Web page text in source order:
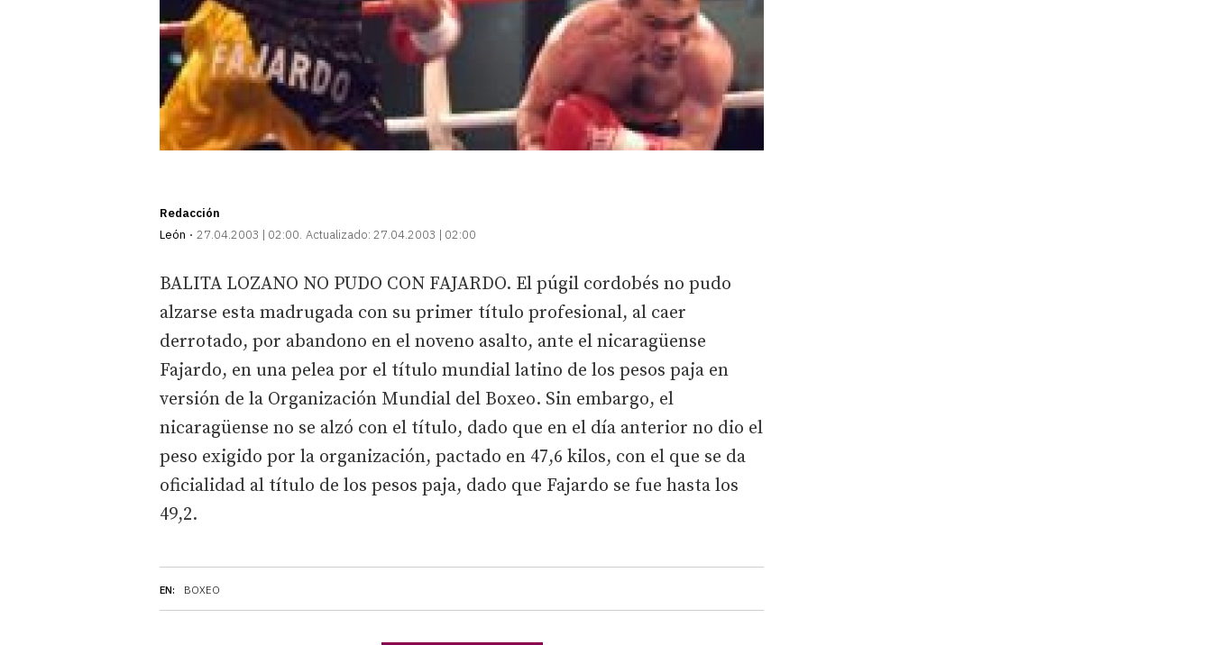
Redacción
León
27.04.2003 | 02:00 Actualizado: 27.04.2003 | 02:00
EN: BOXEO
BALITA LOZANO NO PUDO CON FAJARDO. El púgil cordobés no pudo
alzarse esta madrugada con su primer título profesional, al caer
derrotado, por abandono en el noveno asalto, ante el nicaragüense
Fajardo, en una pelea por el título mundial latino de los pesos paja en
versión de la Organización Mundial del Boxeo. Sin embargo, el
nicaragüense no se alzó con el título, dado que en el día anterior no dio el
peso exigido por la organización, pactado en 47,6 kilos, con el que se da
oficialidad al título de los pesos paja, dado que Fajardo se fue hasta los
49,2.